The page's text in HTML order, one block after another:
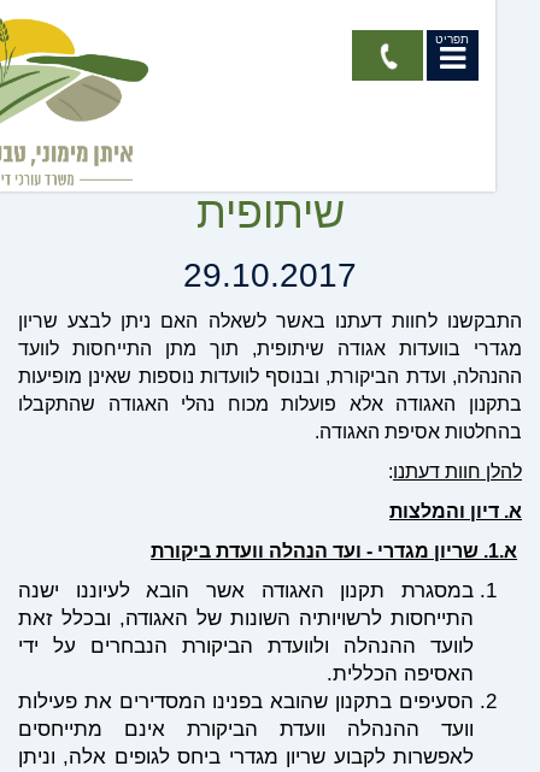
חוות דעת - שריון מגדרי –
שיתופית
29.10.2017
לחוות דעתנו באשר לשאלה האם ניתן לבצע שריון
בוועדות אגודה שיתופית, תוך מתן התייחסות לוועד
ועדת הביקורת, ובנוסף לוועדות נוספות שאינן מופיעות
האגודה אלא פועלות מכוח נהלי האגודה שהתקבלו
אסיפת האגודה.
חוות דעתנו:
והמלצות
במסגרת תקנון האגודה אשר הובא לעיוננו ישנה
התייחסות לרשויותיה השונות של האגודה, ובכלל זאת
לוועד ההנהלה ולוועדת הביקורת הנבחרים על ידי
האסיפה הכללית.
הסעיפים בתקנון שהובא בפנינו המסדירים את פעילות
וועד ההנהלה וועדת הביקורת אינם מתייחסים
לאפשרות לקבוע שריון מגדרי ביחס לגופים אלה, וניתן